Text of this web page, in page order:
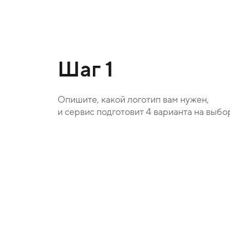
Шаг 1
Опишите, какой логотип вам нужен,
и сервис подготовит 4 варианта на